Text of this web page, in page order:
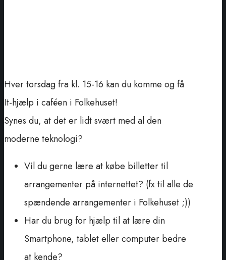
Hver torsdag fra kl. 15-16 kan du komme og få
It-hjælp i caféen i Folkehuset!
Synes du, at det er lidt svært med al den
moderne teknologi?
Vil du gerne lære at købe billetter til
arrangementer på internettet? (fx til alle de
spændende arrangementer i Folkehuset ;))
Har du brug for hjælp til at lære din
Smartphone, tablet eller computer bedre
at kende?